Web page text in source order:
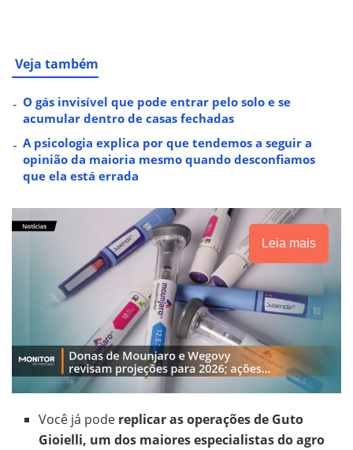
Veja também
O gás invisível que pode entrar pelo solo e se
acumular dentro de casas fechadas
A psicologia explica por que tendemos a seguir a
opinião da maioria mesmo quando desconfiamos
que ela está errada
Leia mais
Você já pode replicar as operações de Guto
Gioielli, um dos maiores especialistas do agro